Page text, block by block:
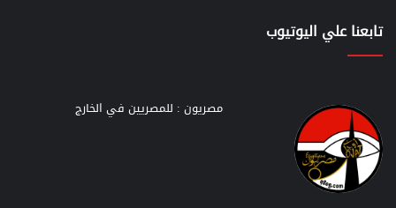
تابعنا علي اليوتيوب
مصريون : للمصريين في الخارج